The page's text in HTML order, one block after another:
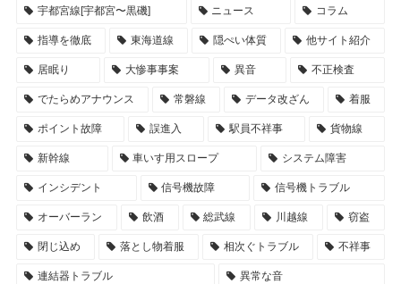
宇都宮線[宇都宮〜黒磯] ニュース コラム
指導を徹底 東海道線 隠ぺい体質 他サイト紹介
居眠り 大惨事事案 異音 不正検査
でたらめアナウンス 常磐線 データ改ざん 着服
ポイント故障 誤進入 駅員不祥事 貨物線
新幹線 車いす用スロープ システム障害
インシデント 信号機故障 信号機トラブル
オーバーラン 飲酒 総武線 川越線 窃盗
閉じ込め 落とし物着服 相次ぐトラブル 不祥事
連結器トラブル 異常な音